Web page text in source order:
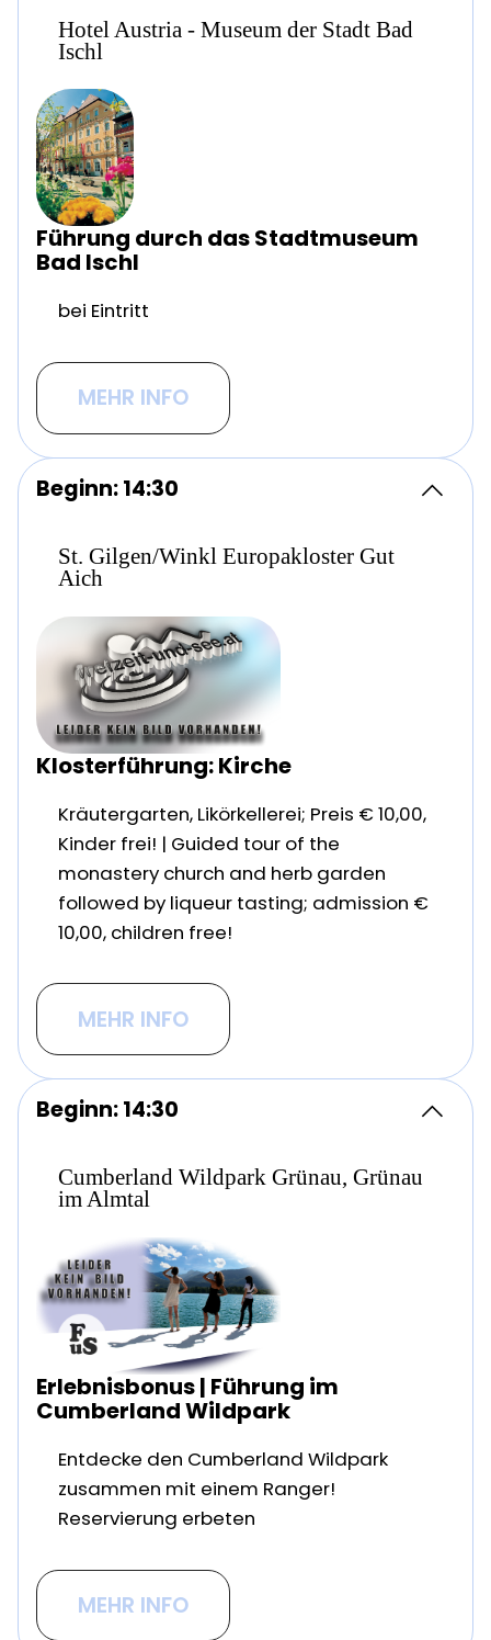
Hotel Austria - Museum der Stadt Bad
Ischl
Führung durch das Stadtmuseum
Bad Ischl
bei Eintritt
MEHR INFO
Beginn: 14:30
St. Gilgen/Winkl Europakloster Gut
Aich
Klosterführung: Kirche
Kräutergarten, Likörkellerei; Preis € 10,00,
Kinder frei! | Guided tour of the
monastery church and herb garden
followed by liqueur tasting; admission €
10,00, children free!
MEHR INFO
Beginn: 14:30
Cumberland Wildpark Grünau, Grünau
im Almtal
Erlebnisbonus | Führung im
Cumberland Wildpark
Entdecke den Cumberland Wildpark
zusammen mit einem Ranger!
Reservierung erbeten
MEHR INFO